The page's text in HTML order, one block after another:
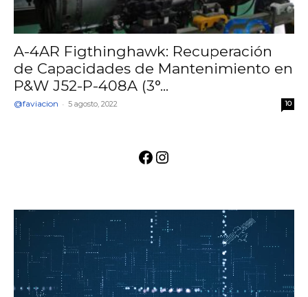
A-4AR Figthinghawk: Recuperación
de Capacidades de Mantenimiento en
P&W J52-P-408A (3°...
@faviacion - 5 agosto, 2022 10
Facebook
Instagram